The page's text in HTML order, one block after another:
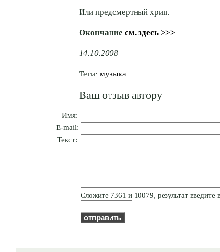
Или предсмертный хрип.
Окончание см. здесь >>>
14.10.2008
Теги: музыка
Ваш отзыв автору
Имя:
E-mail:
Текст:
Cлoжитe 7361 и 10079, результат введите